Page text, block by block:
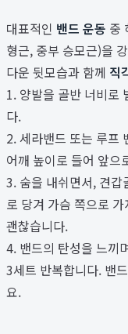
대표적인 밴드 운동 중
형근, 중부 승모근)을
다운 뒷모습과 함께 직
1. 양발을 골반 너비로
다.
2. 세라밴드 또는 루프
어깨 높이로 들어 앞으
3. 숨을 내쉬면서, 견갑
로 당겨 가슴 쪽으로
괜찮습니다.
4. 밴드의 탄성을 느끼
3세트 반복합니다. 밴
요.